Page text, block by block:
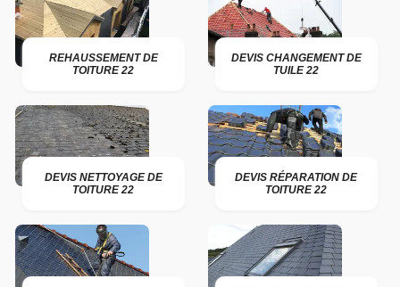
REHAUSSEMENT DE
TOITURE 22
DEVIS CHANGEMENT DE
TUILE 22
DEVIS NETTOYAGE DE
TOITURE 22
DEVIS RÉPARATION DE
TOITURE 22